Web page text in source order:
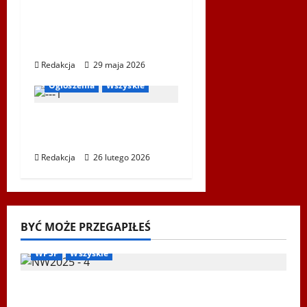
Redakcja 29 maja 2026
Biegi i rekreacja
Ogłoszenia
Wszyskie
Redakcja 26 lutego 2026
BYĆ MOŻE PRZEGAPIŁEŚ
Biegi i rekreacja Inne Nordic Walking
WPSF
Wszyskie